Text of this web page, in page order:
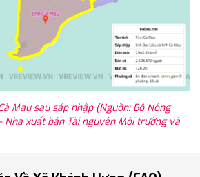
Mau sau sáp nhập (Nguồn: Bộ Nông
Nhà xuất bản Tài nguyên Môi trường và